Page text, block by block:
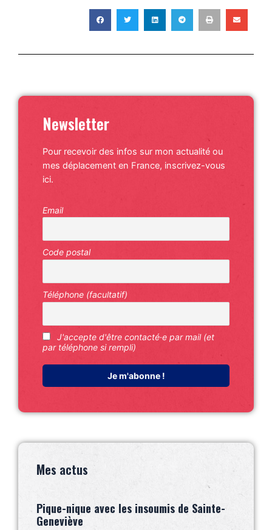
Newsletter
Pour recevoir des infos sur mon actualité ou
mes déplacement en France, inscrivez-vous
ici.
Email
Code postal
Téléphone (facultatif)
J'accepte d'être contacté·e par mail (et
par téléphone si rempli)
Mes actus
Pique-nique avec les insoumis de Sainte-
Geneviève